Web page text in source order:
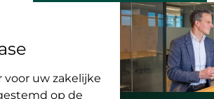
uw zakelijke
op de